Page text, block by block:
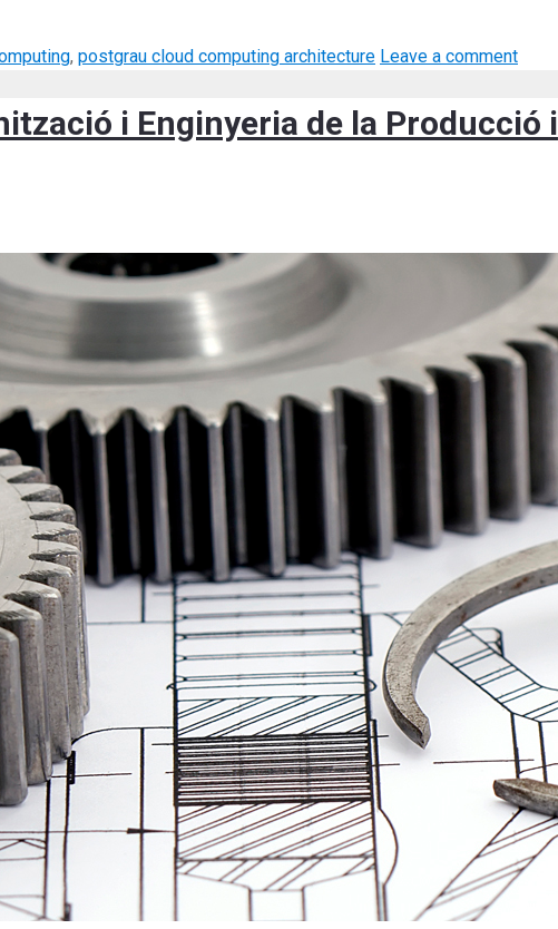
, postgrau cloud computing architecture Leave a comment
i Enginyeria de la Producció i